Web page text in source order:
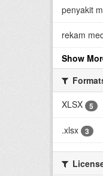
penyakit
rekam
Show
XLSX
5
.xlsx 3